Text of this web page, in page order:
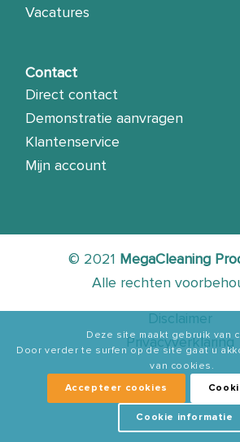
Vacatures
Contact
Direct contact
Demonstratie aanvragen
Klantenservice
Mijn account
© 2021 MegaCleaning
Alle rechten
Disclaimer
Privacyverklaring
Deze site maakt gebruik van
Door verder te surfen op de site gaat u
van cookies.
Accepteer cookies
Cookie informatie